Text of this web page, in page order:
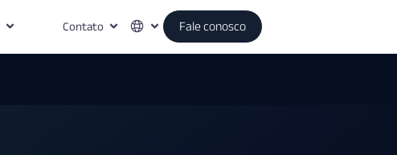
Contato Fale conosco